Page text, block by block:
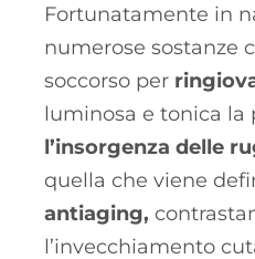
Fortunatamente in
numerose sostanze
soccorso per
luminosa e tonica la
l’insorgenza delle
quella che viene
antiaging,
l’invecchiamento